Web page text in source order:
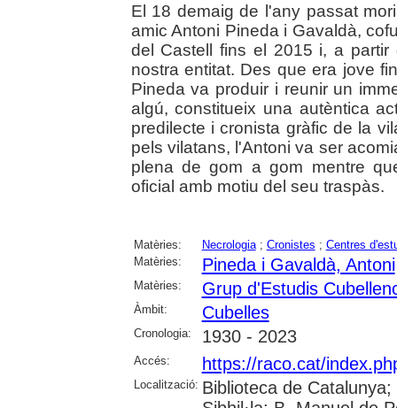
El 18 demaig de l'any passat
amic Antoni Pineda i Gavaldà,
del Castell fins el 2015 i, a
nostra entitat. Des que era jove
Pineda va produir i reunir un
algú, constitueix una autèntica
predilecte i cronista gràfic de la
pels vilatans, l'Antoni va ser
plena de gom a gom mentre
oficial amb motiu del seu traspàs.
Matèries: Necrologia; Cronistes ; Centres
Matèries:
Pineda i Gavaldà, Antoni
Matèries: Grup d'Estudis
Àmbit: Cubelles
Cronologia: 1930 - 2023
Accés: https://raco.cat/
Localització: Biblioteca de